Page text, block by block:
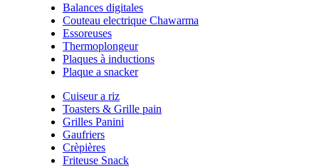
Balances digitales
Couteau electrique Chawarma
Essoreuses
Thermoplongeur
Plaques à inductions
Plaque a snacker
Cuiseur a riz
Toasters & Grille pain
Grilles Panini
Gaufriers
Crèpières
Friteuse Snack